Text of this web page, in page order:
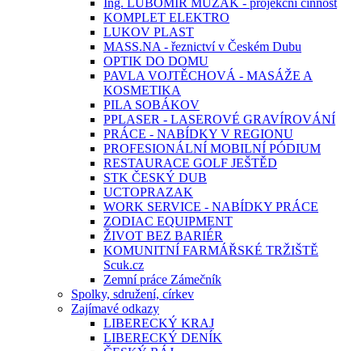
Ing. LUBOMÍR MUŽÁK - projekční činnost
KOMPLET ELEKTRO
LUKOV PLAST
MASS.NA - řeznictví v Českém Dubu
OPTIK DO DOMU
PAVLA VOJTĚCHOVÁ - MASÁŽE A
KOSMETIKA
PILA SOBÁKOV
PPLASER - LASEROVÉ GRAVÍROVÁNÍ
PRÁCE - NABÍDKY V REGIONU
PROFESIONÁLNÍ MOBILNÍ PÓDIUM
RESTAURACE GOLF JEŠTĚD
STK ČESKÝ DUB
UCTOPRAZAK
WORK SERVICE - NABÍDKY PRÁCE
ZODIAC EQUIPMENT
ŽIVOT BEZ BARIÉR
KOMUNITNÍ FARMÁŘSKÉ TRŽIŠTĚ
Scuk.cz
Zemní práce Zámečník
Spolky, sdružení, církev
Zajímavé odkazy
LIBERECKÝ KRAJ
LIBERECKÝ DENÍK